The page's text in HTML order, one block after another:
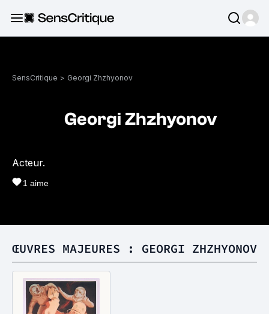
SensCritique > Georgi Zhzhyonov
Georgi Zhzhyonov
Acteur.
1 aime
ŒUVRES MAJEURES : GEORGI ZHZHYONOV